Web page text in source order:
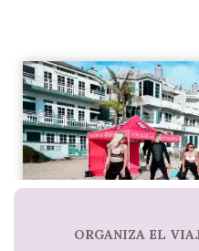
ORGANIZA EL